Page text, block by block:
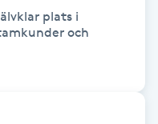
plats i
och